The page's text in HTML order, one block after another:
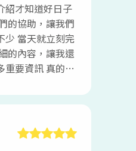
紹才知道好日子
的協助，讓我們
少 當天就立刻完
的內容，讓我還
重要資訊 真的很